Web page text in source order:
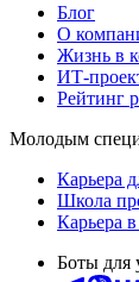
Блог
О
Жизнь в
ИТ-
Рейтинг
Молодым
Карьера
Школа
Карьера
Боты для